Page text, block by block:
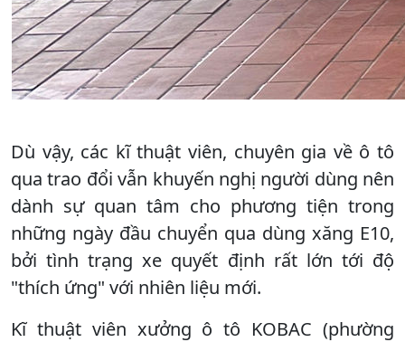
Dù vậy, các kĩ thuật viên, chuyên gia về ô tô
qua trao đổi vẫn khuyến nghị người dùng nên
dành sự quan tâm cho phương tiện trong
những ngày đầu chuyển qua dùng xăng E10,
bởi tình trạng xe quyết định rất lớn tới độ
"thích ứng" với nhiên liệu mới.
Kĩ thuật viên xưởng ô tô KOBAC (phường